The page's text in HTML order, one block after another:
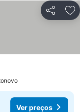
Partilhar
Ver preços